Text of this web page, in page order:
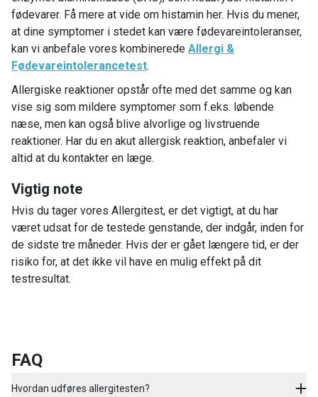
fødevarer. Få mere at vide om histamin her. Hvis du mener,
at dine symptomer i stedet kan være fødevareintoleranser,
kan vi anbefale vores kombinerede Allergi &
Fødevareintolerancetest.
Allergiske reaktioner opstår ofte med det samme og kan
vise sig som mildere symptomer som f.eks. løbende
næse, men kan også blive alvorlige og livstruende
reaktioner. Har du en akut allergisk reaktion, anbefaler vi
altid at du kontakter en læge.
Vigtig note
Hvis du tager vores Allergitest, er det vigtigt, at du har
været udsat for de testede genstande, der indgår, inden for
de sidste tre måneder. Hvis der er gået længere tid, er der
risiko for, at det ikke vil have en mulig effekt på dit
testresultat.
FAQ
Hvordan udføres allergitesten?